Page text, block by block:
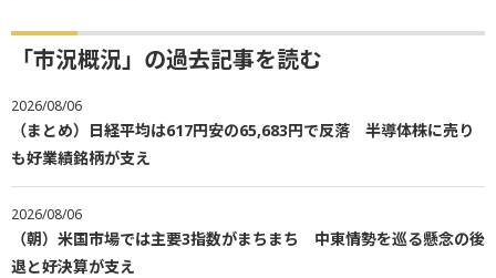
「市況概況」の過去記事を読む
2026/08/06
（まとめ）日経平均は617円安の65,683円で反落 半導体株に売り
も好業績銘柄が支え
2026/08/06
（朝）米国市場では主要3指数がまちまち 中東情勢を巡る懸念の後
退と好決算が支え